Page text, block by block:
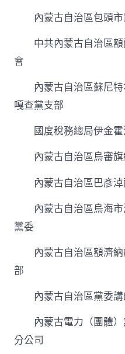
內蒙古自治區包頭市
中共內蒙古自治區額
會
內蒙古自治區蘇尼特
嘎查黨支部
國度稅務總局伊金霍
內蒙古自治區烏審旗
內蒙古自治區巴彥淖
內蒙古自治區烏海市
黨委
內蒙古自治區額濟納
部
內蒙古自治區黨委講
內蒙古電力（團體）
分公司